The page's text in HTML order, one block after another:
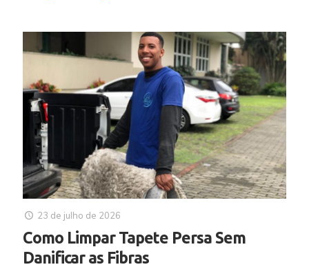
23 de julho de 2026
Como Limpar Tapete Persa Sem
Danificar as Fibras